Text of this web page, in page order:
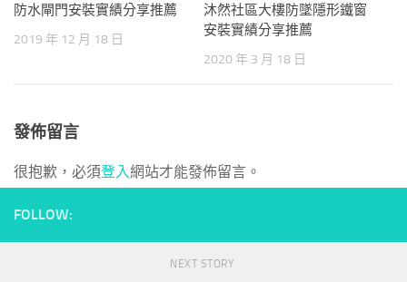
防水閘門安裝實績分享推薦
2019 年 12 月 18 日
沐然社區大樓防墜隱形鐵窗
安裝實績分享推薦
2020 年 3 月 18 日
發佈留言
很抱歉，必須登入網站才能發佈留言。
FOLLOW:
NEXT STORY